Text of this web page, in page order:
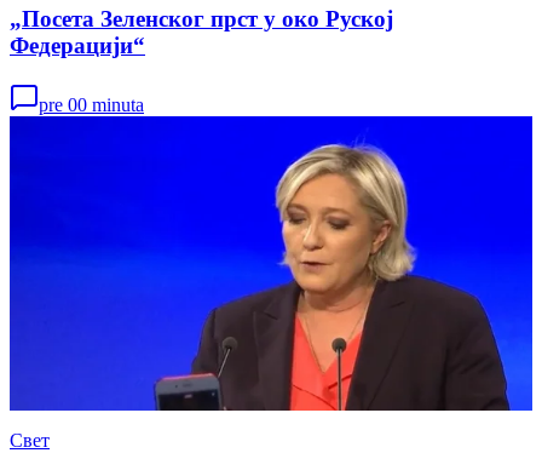
„Посета Зеленског прст у око Руској
Федерацији“
pre 00 minuta
Свет